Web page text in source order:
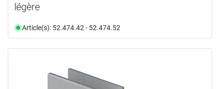
légère
Article(s): 52.474.42 - 52.474.52